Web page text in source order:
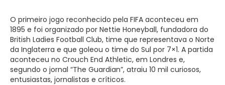
O primeiro jogo reconhecido pela FIFA aconteceu em
1895 e foi organizado por Nettie Honeyball, fundadora do
British Ladies Football Club, time que representava o Norte
da Inglaterra e que goleou o time do Sul por 7×1. A partida
aconteceu no Crouch End Athletic, em Londres e,
segundo o jornal “The Guardian”, atraiu 10 mil curiosos,
entusiastas, jornalistas e críticos.